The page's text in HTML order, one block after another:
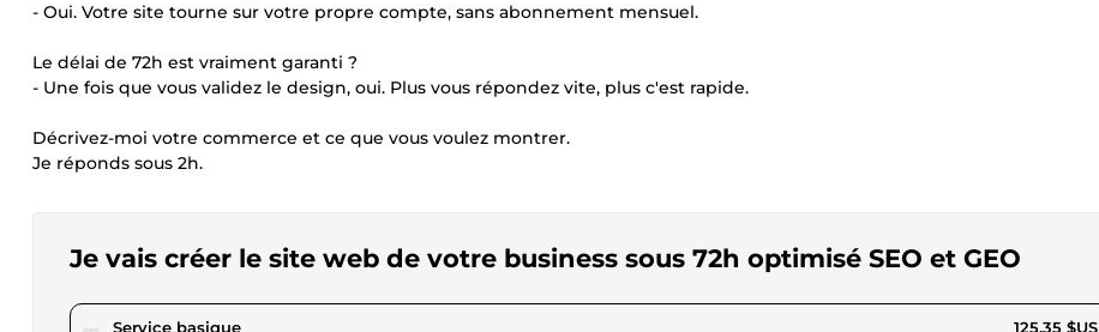
- Oui. Votre site tourne sur votre propre compte, sans abonnement mensuel.
Le délai de 72h est vraiment garanti ?
- Une fois que vous validez le design, oui. Plus vous répondez vite, plus c'est rapide.
Décrivez-moi votre commerce et ce que vous voulez montrer.
Je réponds sous 2h.
Je vais créer le site web de votre business sous 72h optimisé SEO et GEO
Service basiquepour 115,53 $US 125,35 $US